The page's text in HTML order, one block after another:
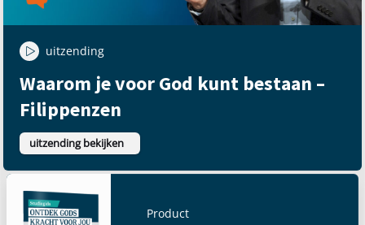
uitzending
Waarom je voor God kunt bestaan –
Filippenzen
uitzending bekijken
Product